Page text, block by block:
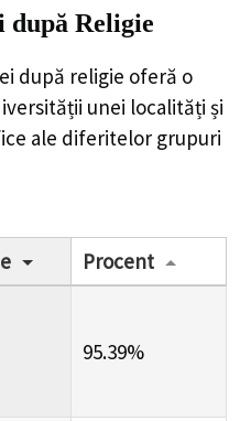
după Religie
după religie oferă o
unei localități și
ale diferitelor grupuri
Procent
95.39%